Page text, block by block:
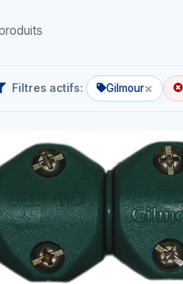
Filtres actifs: Gilmour×